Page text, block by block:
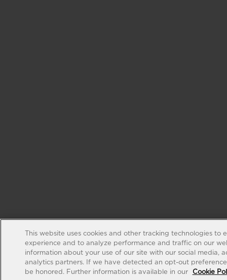
This website uses cookies and other tracking technologies to
experience and to analyze performance and traffic on our
information about your use of our site with our social media,
analytics partners. If we have detected an opt-out
be honored. Further information is available in our
Cookie